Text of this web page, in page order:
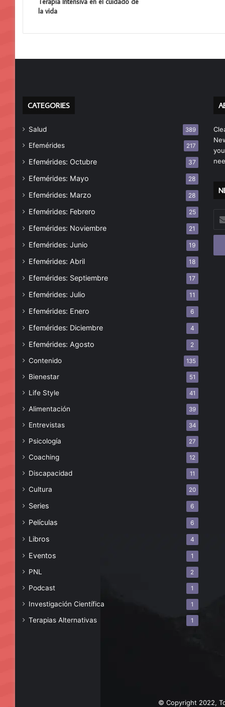
la vida
CATEGORIES
Salud 389
Efemérides 217
Efemérides: Octubre 37
Efemérides: Mayo 28
Efemérides: Marzo 28
Efemérides: Febrero 25
Efemérides: Noviembre 21
Efemérides: Junio 19
Efemérides: Abril 18
Efemérides: Septiembre 17
Efemérides: Julio 11
Efemérides: Enero 6
Efemérides: Diciembre 4
Efemérides: Agosto 2
Contenido 135
Bienestar 51
Life Style 41
Alimentación 39
Entrevistas 34
Psicología 27
Coaching 12
Discapacidad 11
Cultura 20
Series 6
Películas 6
Libros 4
Eventos 1
PNL 2
Podcast 1
Investigación Científica 1
Terapias Alternativas 1
© Copyright 2022,